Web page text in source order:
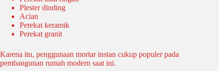
Plester dinding
Acian
Perekat keramik
Perekat granit
Karena itu, penggunaan mortar instan cukup populer pada
pembangunan rumah modern saat ini.